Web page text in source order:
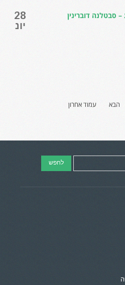
28
יונ
סבטלנה דוברינין
הבא עמוד אחרון